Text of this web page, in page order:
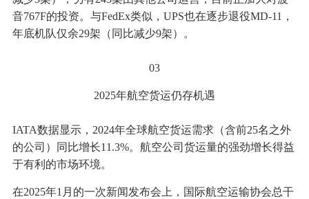
音767F的投资。与FedEx类似，UPS也在逐步退役MD-11，
年底机队仅余29架（同比减少9架）。
03
2025年航空货运仍存机遇
IATA数据显示，2024年全球航空货运需求（含前25名之外
的公司）同比增长11.3%。航空公司货运量的强劲增长得益
于有利的市场环境。
在2025年1月的一次新闻发布会上，国际航空运输协会总干